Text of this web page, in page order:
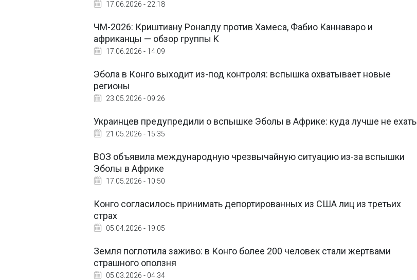
17.06.2026 - 22:18
ЧМ-2026: Криштиану Роналду против Хамеса, Фабио Каннаваро и
африканцы — обзор группы K
17.06.2026 - 14:09
Эбола в Конго выходит из-под контроля: вспышка охватывает новые
регионы
23.05.2026 - 09:26
Украинцев предупредили о вспышке Эболы в Африке: куда лучше не ехать
21.05.2026 - 15:35
ВОЗ объявила международную чрезвычайную ситуацию из-за вспышки
Эболы в Африке
17.05.2026 - 10:50
Конго согласилось принимать депортированных из США лиц из третьих
страх
05.04.2026 - 19:05
Земля поглотила заживо: в Конго более 200 человек стали жертвами
страшного оползня
05.03.2026 - 04:34